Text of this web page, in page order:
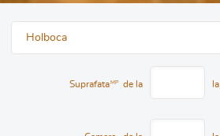
Holboca
Suprafata MP de la la